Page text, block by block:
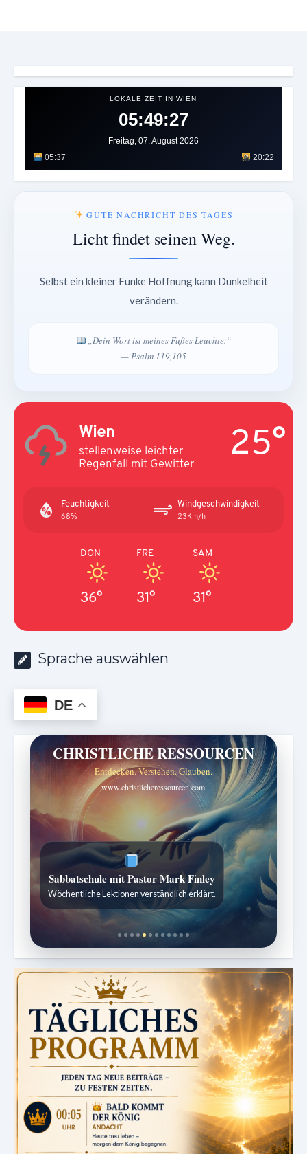
LOKALE ZEIT IN WIEN
05:49:30
Freitag, 07. August 2026
05:37
20:22
GUTE NACHRICHT DES TAGES
Licht findet seinen Weg.
Selbst ein kleiner Funke Hoffnung kann Dunkelheit
verändern.
„Dein Wort ist meines Fußes Leuchte.“
— Psalm 119,105
Wien
stellenweise leichter
Regenfall mit Gewitter
25°
Feuchtigkeit
68%
Windgeschwindigkeit
23Km/h
DON
36°
FRE
31°
SAM
31°
Sprache auswählen
DE
CHRISTLICHE RESSOURCEN
Entdecken. Verstehen. Glauben.
www.christlicheressourcen.com
Sabbatschule mit Pastor Mark Finley
Wöchentliche Lektionen verständlich erklärt.